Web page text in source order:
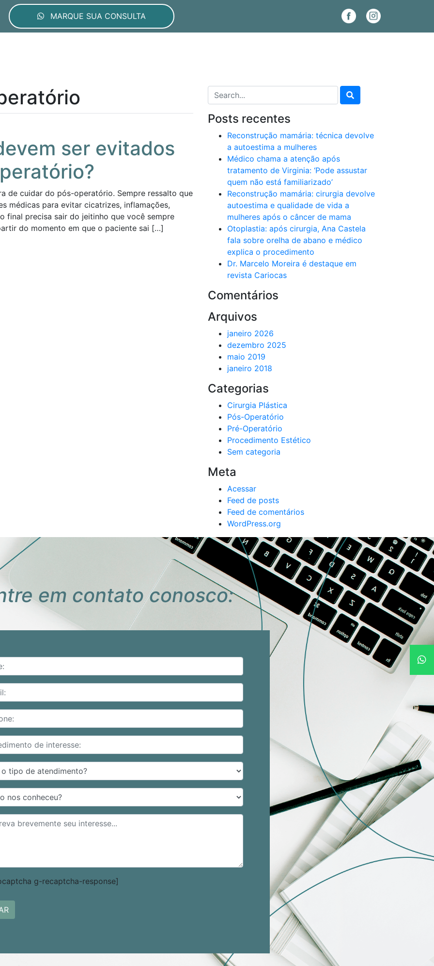
MARQUE SUA CONSULTA
ser evitados
de cuidar do pós-operatório. Sempre ressalto que
médicas para evitar cicatrizes, inflamações,
final precisa sair do jeitinho que você sempre
do momento em que o paciente sai […]
Posts recentes
Reconstrução mamária: técnica devolve
a autoestima a mulheres
Médico chama a atenção após
tratamento de Virginia: ‘Pode assustar
quem não está familiarizado’
Reconstrução mamária: cirurgia devolve
autoestima e qualidade de vida a
mulheres após o câncer de mama
Otoplastia: após cirurgia, Ana Castela
fala sobre orelha de abano e médico
explica o procedimento
Dr. Marcelo Moreira é destaque em
revista Cariocas
Comentários
Arquivos
janeiro 2026
dezembro 2025
maio 2019
janeiro 2018
Categorias
Cirurgia Plástica
Pós-Operatório
Pré-Operatório
Procedimento Estético
Sem categoria
Meta
Acessar
Feed de posts
Feed de comentários
WordPress.org
em contato conosco:
g-recaptcha-response]